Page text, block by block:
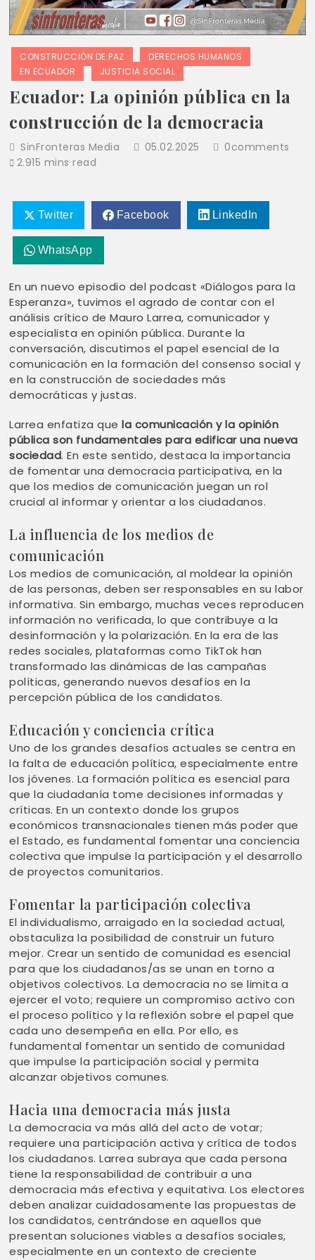
CONSTRUCCIÓN DE PAZ
DERECHOS HUMANOS
EN ECUADOR
JUSTICIA SOCIAL
Ecuador: La opinión pública en la
construcción de la democracia
SinFronteras Media 05.02.2025 0comments
2.915 mins read
Twitter Facebook LinkedIn
WhatsApp
En un nuevo episodio del podcast «Diálogos para la
Esperanza», tuvimos el agrado de contar con el
análisis crítico de Mauro Larrea, comunicador y
especialista en opinión pública. Durante la
conversación, discutimos el papel esencial de la
comunicación en la formación del consenso social y
en la construcción de sociedades más
democráticas y justas.
Larrea enfatiza quela comunicación y la opinión
pública son fundamentales para edificar una nueva
sociedad. En este sentido, destaca la importancia
de fomentar una democracia participativa, en la
que los medios de comunicación juegan un rol
crucial al informar y orientar a los ciudadanos.
La influencia de los medios de
comunicación
Los medios de comunicación, al moldear la opinión
de las personas, deben ser responsables en su labor
informativa. Sin embargo, muchas veces reproducen
información no verificada, lo que contribuye a la
desinformación y la polarización. En la era de las
redes sociales, plataformas como TikTok han
transformado las dinámicas de las campañas
políticas, generando nuevos desafíos en la
percepción pública de los candidatos.
Educación y conciencia crítica
Uno de los grandes desafíos actuales se centra en
la falta de educación política, especialmente entre
los jóvenes. La formación política es esencial para
que la ciudadanía tome decisiones informadas y
críticas. En un contexto donde los grupos
económicos transnacionales tienen más poder que
el Estado, es fundamental fomentar una conciencia
colectiva que impulse la participación y el desarrollo
de proyectos comunitarios.
Fomentar la participación colectiva
El individualismo, arraigado en la sociedad actual,
obstaculiza la posibilidad de construir un futuro
mejor. Crear un sentido de comunidad es esencial
para que los ciudadanos/as se unan en torno a
objetivos colectivos. La democracia no se limita a
ejercer el voto; requiere un compromiso activo con
el proceso político y la reflexión sobre el papel que
cada uno desempeña en ella. Por ello, es
fundamental fomentar un sentido de comunidad
que impulse la participación social y permita
alcanzar objetivos comunes.
Hacia una democracia más justa
La democracia va más allá del acto de votar;
requiere una participación activa y crítica de todos
los ciudadanos. Larrea subraya que cada persona
tiene la responsabilidad de contribuir a una
democracia más efectiva y equitativa. Los electores
deben analizar cuidadosamente las propuestas de
los candidatos, centrándose en aquellos que
presentan soluciones viables a desafíos sociales,
especialmente en un contexto de creciente